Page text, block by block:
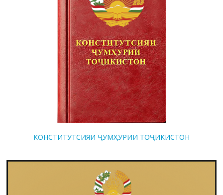
КОНСТИТУТСИЯИ ҶУМҲУРИИ ТОҶИКИСТОН